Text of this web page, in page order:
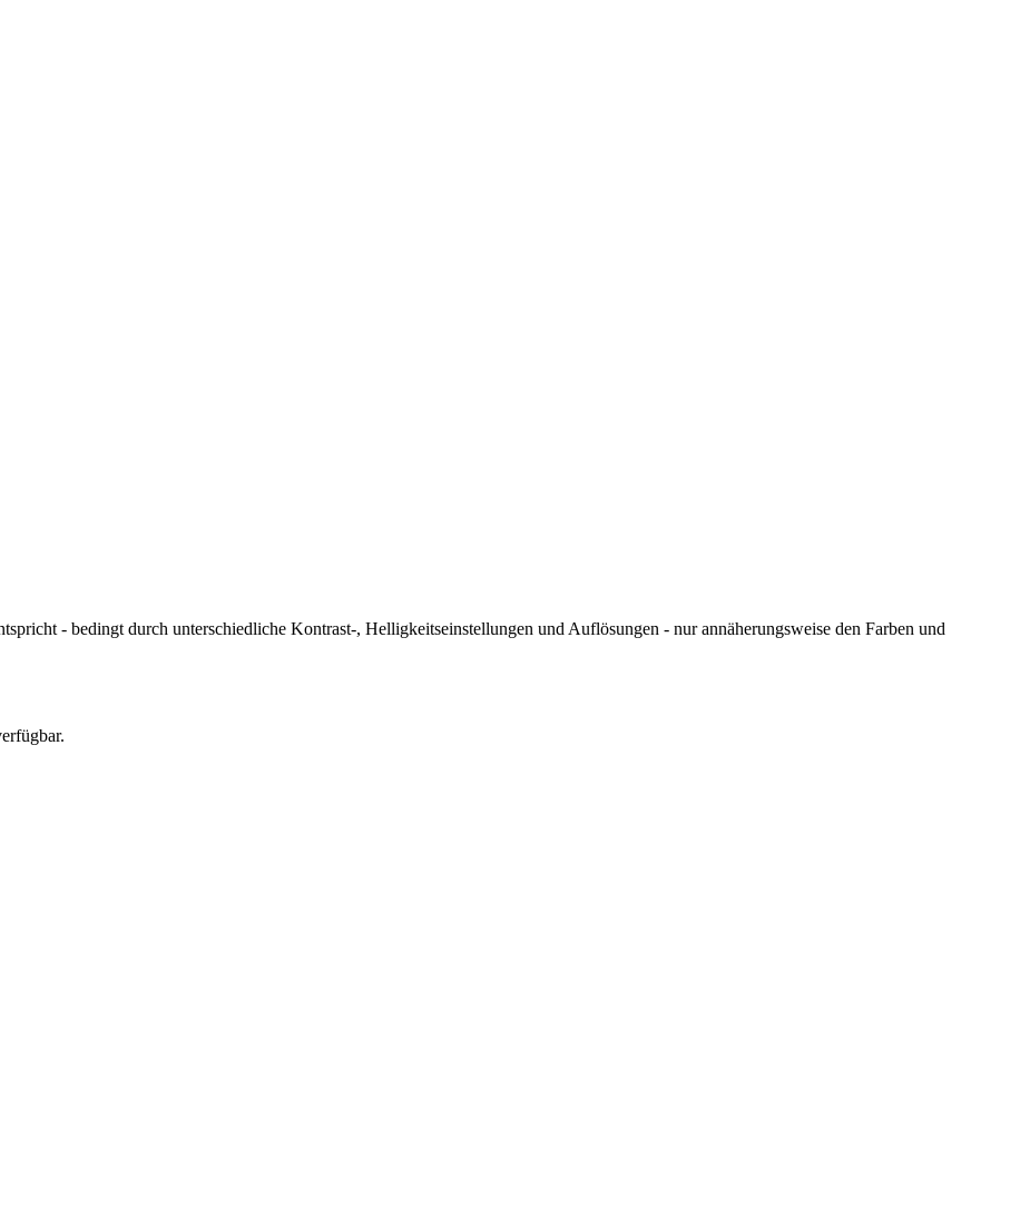
- bedingt durch unterschiedliche Kontrast-, Helligkeitseinstellungen und Auflösungen - nur annäherungsweise den Farben und